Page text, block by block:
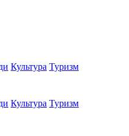
Культура Туризм
Культура Туризм